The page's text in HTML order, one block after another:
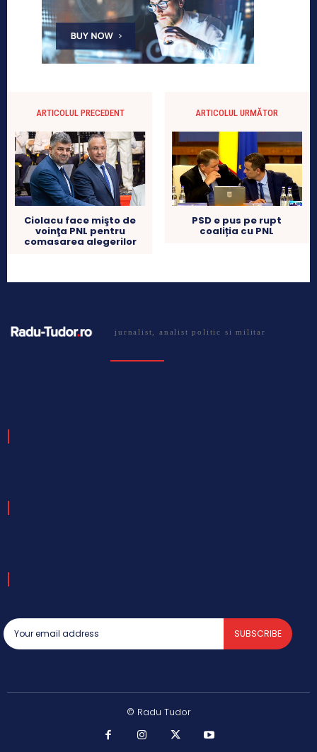
ARTICOLUL PRECEDENT
Ciolacu face mişto de
voinţa PNL pentru
comasarea alegerilor
ARTICOLUL URMĂTOR
PSD e pus pe rupt
coaliția cu PNL
jurnalist, analist politic si militar
SUBSCRIBE
© Radu Tudor